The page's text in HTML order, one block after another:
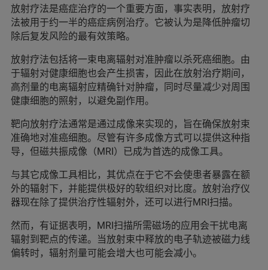
放射疗法是癌症治疗的一个重要方面，事实表明，放射疗
法被用于约一半的癌症病例治疗。它被认为是降低肿瘤切
除后复发风险的最有效策略。
放射疗法包括将一束电离辐射对准肿瘤以杀死癌细胞。由
于辐射对健康细胞也会产生损害，因此在放射治疗期间，
高剂量的电离辐射应精确针对肿瘤，同时尽量减少对周围
健康细胞的照射，以避免副作用。
靶向放射疗法通常是通过成像来实现的，旨在确保放射束
准确地对准癌细胞。尽管有许多成像方式可以提供这种指
导，但磁共振成像（MRI）已成为首选的成像工具。
与其它成像工具相比，其优点在于它不会使患者暴露在额
外的辐射下，并能提供极好的软组织对比度。放射治疗仪
器现在除了提供治疗性辐射外，还可以进行MRI扫描。
然而，有证据表明，MRI扫描所需磁场的应用会干扰电离
辐射到靶点的传递。当放射束中释放的电子轨迹被磁力线
偏转时，辐射剂量可能会增大也可能会减小。